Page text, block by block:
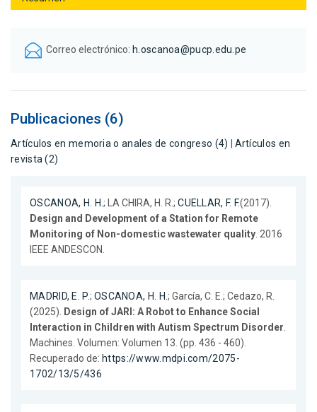
Correo electrónico: h.oscanoa@pucp.edu.pe
Publicaciones (6)
Artículos en memoria o anales de congreso (4)
Artículos en
revista (2)
OSCANOA, H. H.; LA CHIRA, H. R.;CUELLAR, F. F.(2017).
Design and Development of a Station for Remote
Monitoring of Non-domestic wastewater quality . 2016
IEEE ANDESCON.
MADRID, E. P.; OSCANOA, H. H.; García, C. E.; Cedazo, R.
(2025).
Design of JARI: A Robot to Enhance Social
Interaction in Children with Autism Spectrum Disorder
Machines. Volumen: Volumen 13. (pp. 436 - 460).
Recuperado de: https://www.mdpi.com/2075-
1702/13/5/436